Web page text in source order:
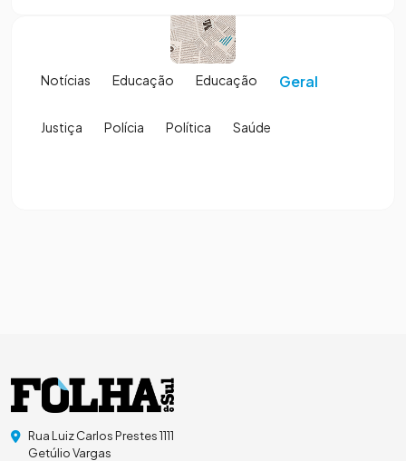
Notícias Educação Educação Geral
Justiça Polícia Política Saúde
Rua Luiz Carlos Prestes 1111
Getúlio Vargas